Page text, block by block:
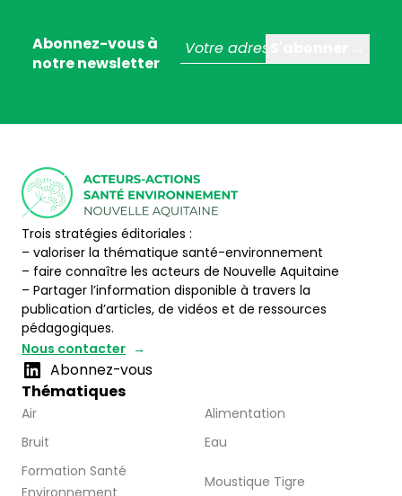
Abonnez-vous à
notre newsletter
Trois stratégies éditoriales :
– valoriser la thématique santé-environnement
– faire connaître les acteurs de Nouvelle Aquitaine
– Partager l’information disponible à travers la
publication d’articles, de vidéos et de ressources
pédagogiques.
Nous contacter
Abonnez-vous
Thématiques
Air
Alimentation
Bruit
Eau
Formation Santé
Environnement
Moustique Tigre